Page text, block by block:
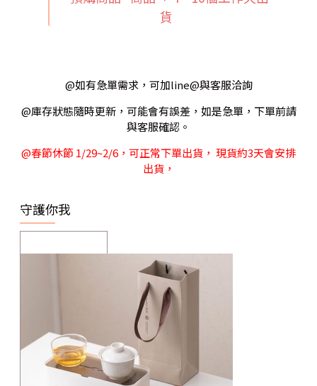
貨
@如有急單需求，可加line@與客服洽詢
@庫存狀態隨時更新，可能會有誤差，如是急單，下單前請
與客服確認。
@春節休節 1/29~2/6，可正常下單出貨， 現貨約3天會安排
出貨，
守護你我